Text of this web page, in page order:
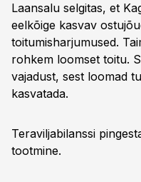
Laansalu selgitas, et
eelkõige kasvav
toitumisharjumused.
rohkem loomset toitu.
vajadust, sest loomad
kasvatada.
Teraviljabilanssi
tootmine.